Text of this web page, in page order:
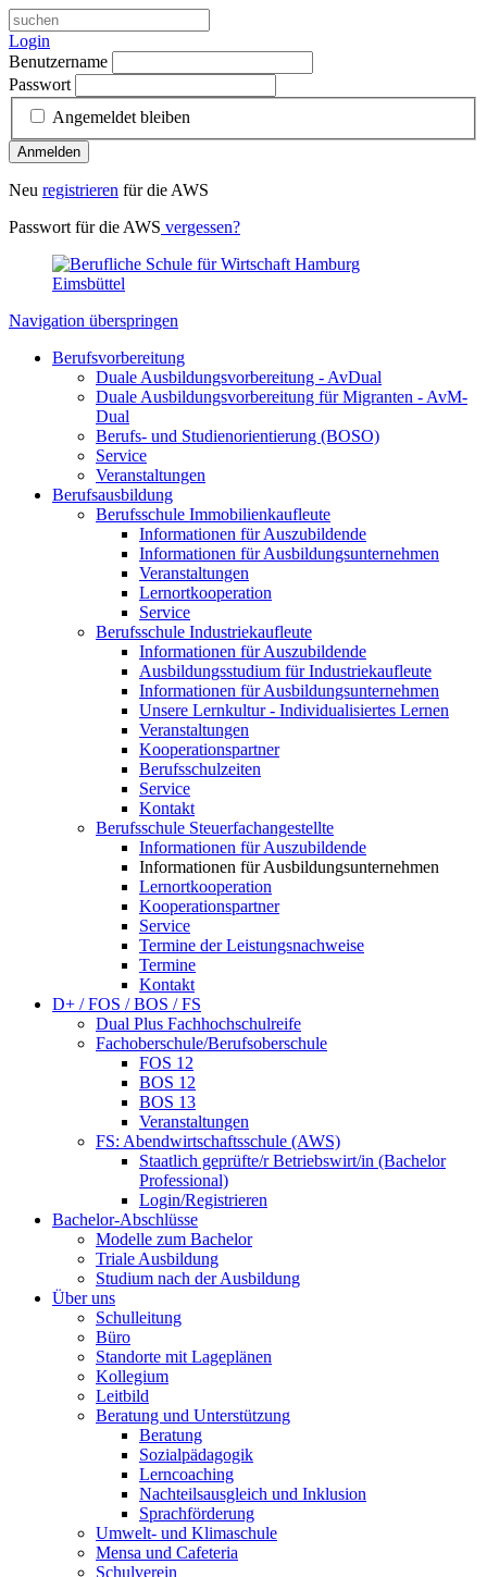
Login
Benutzername
Passwort
Angemeldet bleiben
Anmelden
Neu registrieren für die AWS
Passwort für die AWS vergessen?
Navigation überspringen
Berufsvorbereitung
Duale Ausbildungsvorbereitung - AvDual
Duale Ausbildungsvorbereitung für Migranten - AvM-
Dual
Berufs- und Studienorientierung (BOSO)
Service
Veranstaltungen
Berufsausbildung
Berufsschule Immobilienkaufleute
Informationen für Auszubildende
Informationen für Ausbildungsunternehmen
Veranstaltungen
Lernortkooperation
Service
Berufsschule Industriekaufleute
Informationen für Auszubildende
Ausbildungsstudium für Industriekaufleute
Informationen für Ausbildungsunternehmen
Unsere Lernkultur - Individualisiertes Lernen
Veranstaltungen
Kooperationspartner
Berufsschulzeiten
Service
Kontakt
Berufsschule Steuerfachangestellte
Informationen für Auszubildende
Informationen für Ausbildungsunternehmen
Lernortkooperation
Kooperationspartner
Service
Termine der Leistungsnachweise
Termine
Kontakt
D+ / FOS / BOS / FS
Dual Plus Fachhochschulreife
Fachoberschule/Berufsoberschule
FOS 12
BOS 12
BOS 13
Veranstaltungen
FS: Abendwirtschaftsschule (AWS)
Staatlich geprüfte/r Betriebswirt/in (Bachelor
Professional)
Login/Registrieren
Bachelor-Abschlüsse
Modelle zum Bachelor
Triale Ausbildung
Studium nach der Ausbildung
Über uns
Schulleitung
Büro
Standorte mit Lageplänen
Kollegium
Leitbild
Beratung und Unterstützung
Beratung
Sozialpädagogik
Lerncoaching
Nachteilsausgleich und Inklusion
Sprachförderung
Umwelt- und Klimaschule
Mensa und Cafeteria
Schulverein